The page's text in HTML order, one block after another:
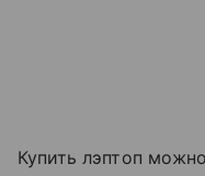
Купить лэптоп